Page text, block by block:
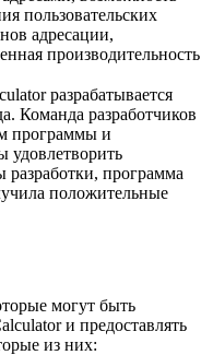
пользовательских
адресации,
производительность
разрабатывается
Команда разработчиков
программы и
удовлетворить
разработки, программа
положительные
могут быть
и предоставлять
из них: